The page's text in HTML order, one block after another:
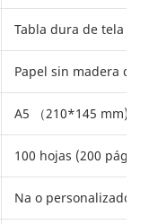
Tabla dura de tela
Papel sin madera de
A5 （210*145 mm) o
100 hojas (200
Na o personalizado